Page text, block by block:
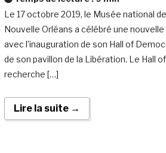
Le 17 octobre 2019, le Musée national
Nouvelle Orléans a célébré une
avec l’inauguration de son Hall of
de son pavillon de la Libération. Le Hall
recherche […]
Lire la suite →